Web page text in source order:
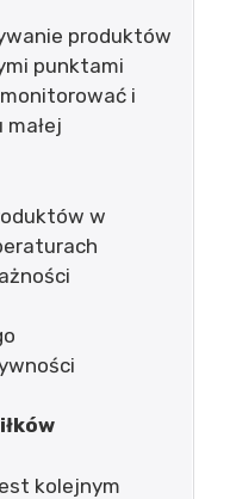
produktów
punktami
i
w
kolejnym